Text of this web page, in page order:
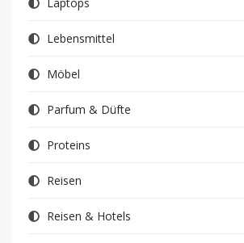
Lebensmittel
Möbel
Parfum & Düfte
Proteins
Reisen
Reisen & Hotels